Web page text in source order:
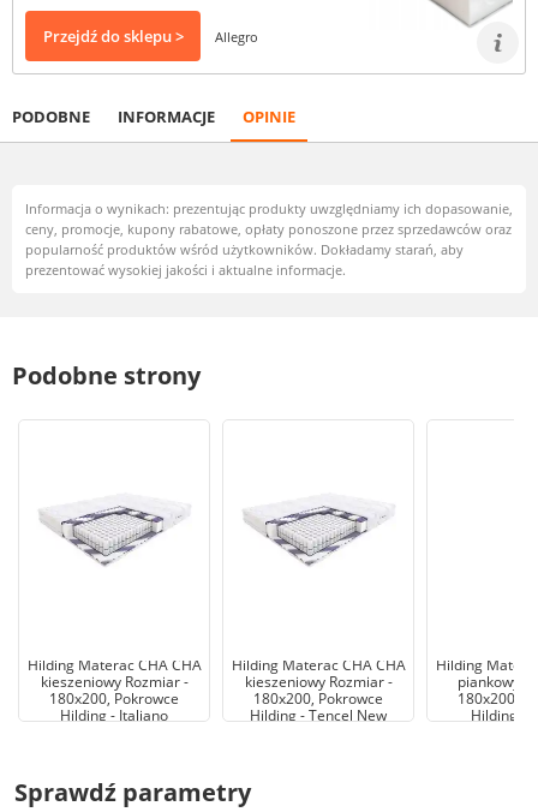
Przejdź do sklepu > Allegro
PODOBNE INFORMACJE OPINIE
Informacja o wynikach: prezentując produkty uwzględniamy ich dopasowanie,
ceny, promocje, kupony rabatowe, opłaty ponoszone przez sprzedawców oraz
popularność produktów wśród użytkowników. Dokładamy starań, aby
prezentować wysokiej jakości i aktualne informacje.
Podobne strony
Hilding Materac CHA CHA
kieszeniowy Rozmiar -
180x200, Pokrowce
Hilding - Italiano
Hilding Materac CHA CHA
kieszeniowy Rozmiar -
180x200, Pokrowce
Hilding - Tencel New
Hilding
piankowy
180x200,
Hilding -
Sprawdź parametry